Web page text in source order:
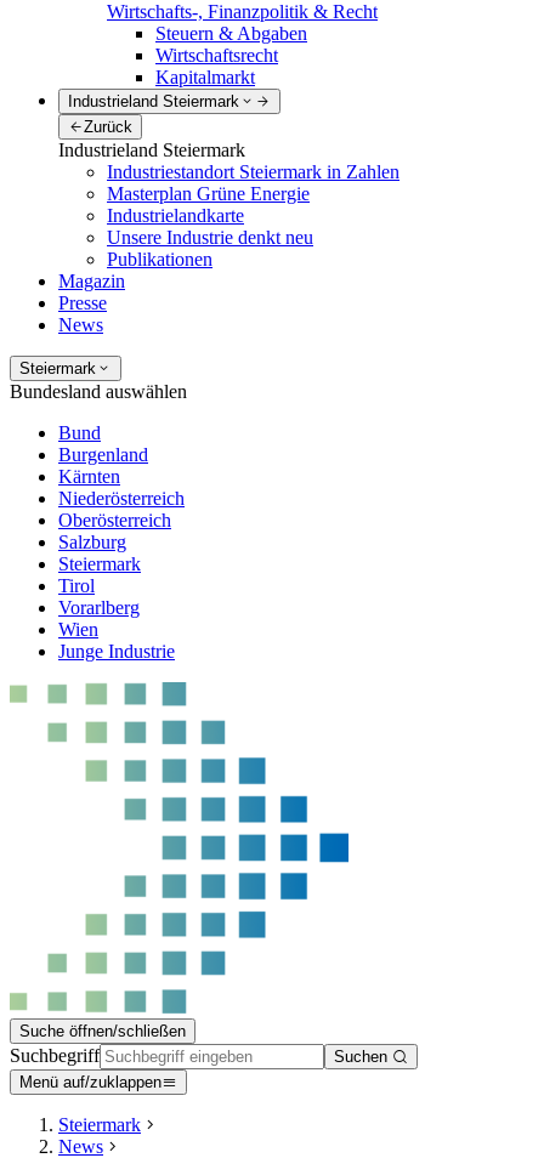
Wirtschafts-, Finanzpolitik & Recht
Steuern & Abgaben
Wirtschaftsrecht
Kapitalmarkt
Industrieland Steiermark
Zurück
Industrieland Steiermark
Industriestandort Steiermark in Zahlen
Masterplan Grüne Energie
Industrielandkarte
Unsere Industrie denkt neu
Publikationen
Magazin
Presse
News
Steiermark
Bundesland auswählen
Bund
Burgenland
Kärnten
Niederösterreich
Oberösterreich
Salzburg
Steiermark
Tirol
Vorarlberg
Wien
Junge Industrie
Suche öffnen/schließen
Suchbegriff
Suchen
Menü auf/zuklappen
Steiermark
News